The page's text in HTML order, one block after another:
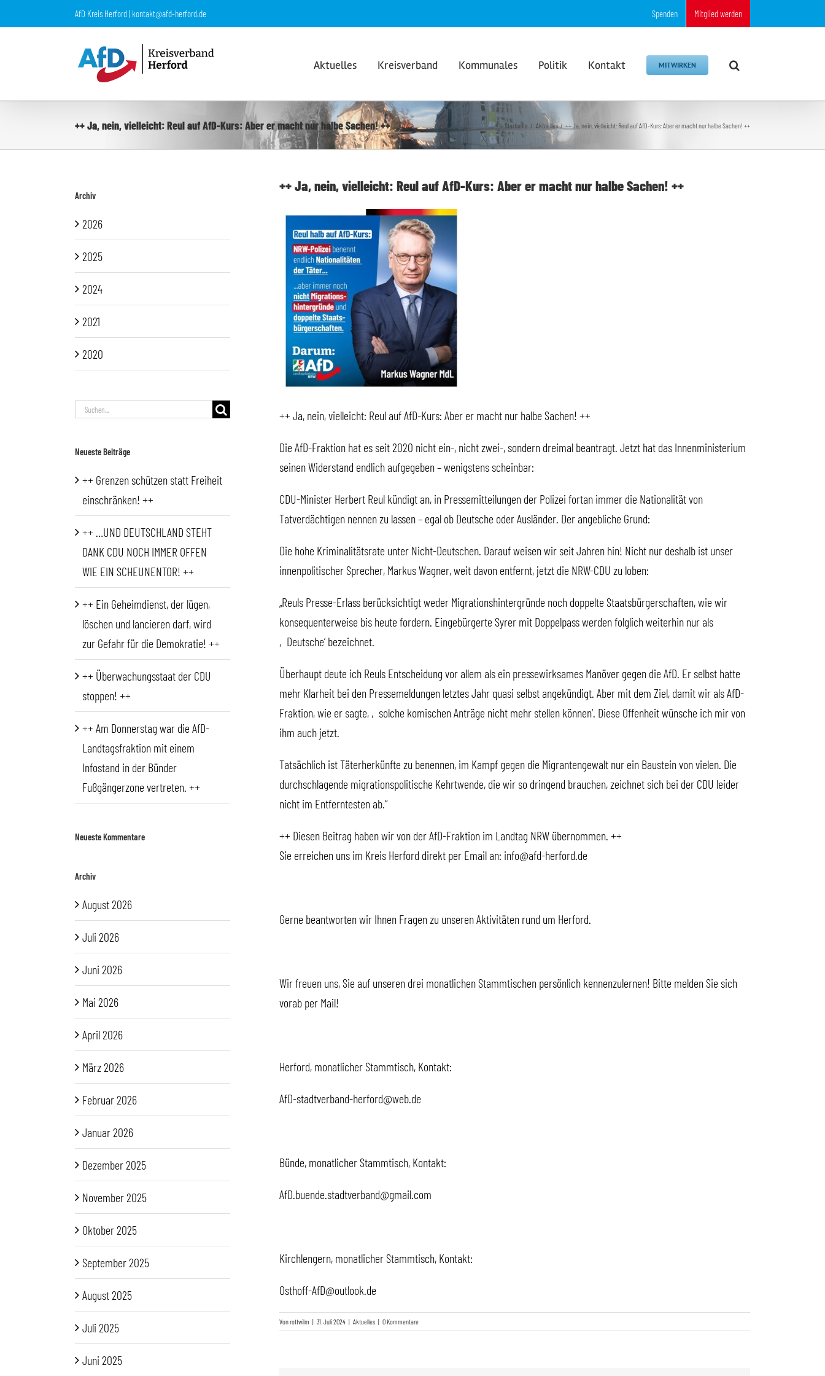
Inhalt
AfD Kreis Herford | kontakt@afd-herford.de Spenden Mitglied werden
Aktuelles Kreisverband Kommunales Politik Kontakt MITWIRKEN
++ Ja, nein, vielleicht: Reul auf AfD-Kurs: Aber er macht nur halbe Sachen! ++ Startseite Aktuelles ++ Ja, nein, vielleicht: Reul auf AfD-Kurs: Aber er macht nur halbe Sachen! ++
++ Ja, nein, vielleicht: Reul auf AfD-Kurs: Aber er macht nur halbe Sachen! ++
++ Ja, nein, vielleicht: Reul auf AfD-Kurs: Aber er macht nur halbe Sachen! ++
Die AfD-Fraktion hat es seit 2020 nicht ein-, nicht zwei-, sondern dreimal beantragt. Jetzt hat das Innenministerium
seinen Widerstand endlich aufgegeben – wenigstens scheinbar:
CDU-Minister Herbert Reul kündigt an, in Pressemitteilungen der Polizei fortan immer die Nationalität von
Tatverdächtigen nennen zu lassen – egal ob Deutsche oder Ausländer. Der angebliche Grund:
Die hohe Kriminalitätsrate unter Nicht-Deutschen. Darauf weisen wir seit Jahren hin! Nicht nur deshalb ist unser
innenpolitischer Sprecher, Markus Wagner, weit davon entfernt, jetzt die NRW-CDU zu loben:
„Reuls Presse-Erlass berücksichtigt weder Migrationshintergründe noch doppelte Staatsbürgerschaften, wie wir
konsequenterweise bis heute fordern. Eingebürgerte Syrer mit Doppelpass werden folglich weiterhin nur als
‚Deutsche‘ bezeichnet.
Überhaupt deute ich Reuls Entscheidung vor allem als ein pressewirksames Manöver gegen die AfD. Er selbst hatte
mehr Klarheit bei den Pressemeldungen letztes Jahr quasi selbst angekündigt. Aber mit dem Ziel, damit wir als AfD-
Fraktion, wie er sagte, ‚solche komischen Anträge nicht mehr stellen können‘. Diese Offenheit wünsche ich mir von
ihm auch jetzt.
Tatsächlich ist Täterherkünfte zu benennen, im Kampf gegen die Migrantengewalt nur ein Baustein von vielen. Die
durchschlagende migrationspolitische Kehrtwende, die wir so dringend brauchen, zeichnet sich bei der CDU leider
nicht im Entferntesten ab.“
++ Diesen Beitrag haben wir von der AfD-Fraktion im Landtag NRW übernommen. ++
Sie erreichen uns im Kreis Herford direkt per Email an: info@afd-herford.de
Gerne beantworten wir Ihnen Fragen zu unseren Aktivitäten rund um Herford.
Wir freuen uns, Sie auf unseren drei monatlichen Stammtischen persönlich kennenzulernen! Bitte melden Sie sich
vorab per Mail!
Herford, monatlicher Stammtisch, Kontakt:
AfD-stadtverband-herford@web.de
Bünde, monatlicher Stammtisch, Kontakt:
AfD.buende.stadtverband@gmail.com
Kirchlengern, monatlicher Stammtisch, Kontakt:
Osthoff-AfD@outlook.de
Vonrottwilm | 31. Juli 2024 | Aktuelles | 0 Kommentare
Archiv
2026
2025
2024
2021
2020
Suche
Neueste Beiträge
++ Grenzen schützen statt Freiheit
einschränken! ++
++ …UND DEUTSCHLAND STEHT
DANK CDU NOCH IMMER OFFEN
WIE EIN SCHEUNENTOR! ++
++ Ein Geheimdienst, der lügen,
löschen und lancieren darf, wird
zur Gefahr für die Demokratie! ++
++ Überwachungsstaat der CDU
stoppen! ++
++ Am Donnerstag war die AfD-
Landtagsfraktion mit einem
Infostand in der Bünder
Fußgängerzone vertreten. ++
Neueste Kommentare
Archiv
August 2026
Juli 2026
Juni 2026
Mai 2026
April 2026
März 2026
Februar 2026
Januar 2026
Dezember 2025
November 2025
Oktober 2025
September 2025
August 2025
Juli 2025
Juni 2025